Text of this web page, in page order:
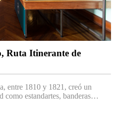
Ruta Itinerante de
entre 1810 y 1821, creó un
como estandartes, banderas…